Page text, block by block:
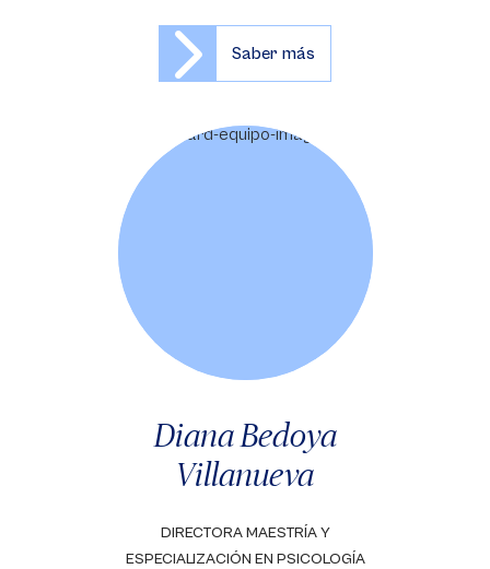
Saber más
Diana Bedoya
Villanueva
DIRECTORA MAESTRÍA Y
ESPECIALIZACIÓN EN PSICOLOGÍA